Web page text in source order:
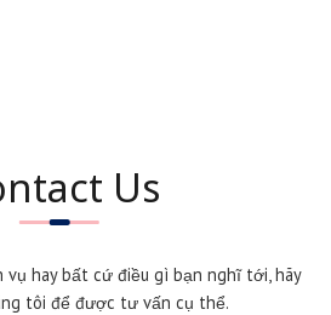
Us
vụ hay bất cứ điều gì bạn nghĩ tới, hãy
tôi để được tư vấn cụ thể.